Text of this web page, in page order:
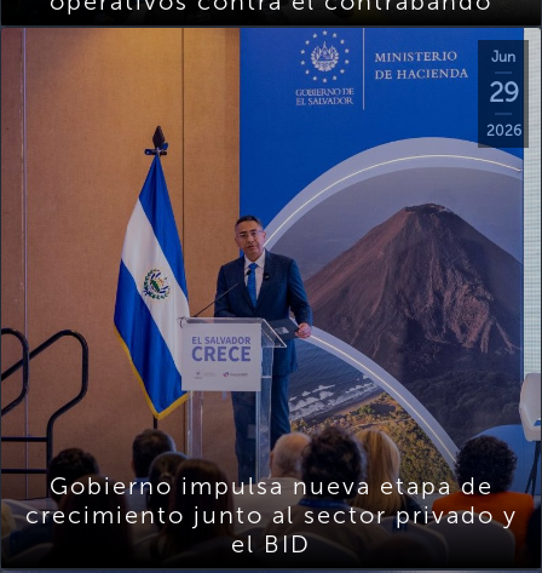
Jun
29
2026
Gobierno impulsa nueva etapa de
crecimiento junto al sector privado y
el BID